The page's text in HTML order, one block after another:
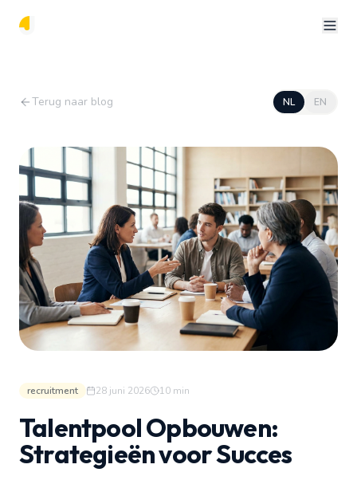
Terug naar blog NL EN
recruitment 28 juni 2026 10 min
Talentpool Opbouwen:
Strategieën voor Succes